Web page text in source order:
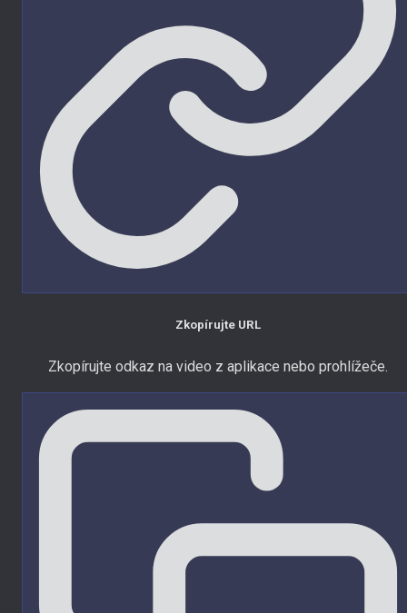
Zkopírujte URL
Zkopírujte odkaz na video z aplikace nebo prohlížeče.